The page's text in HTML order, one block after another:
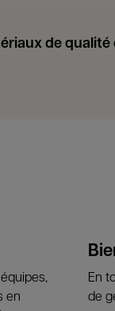
de
en
En
de